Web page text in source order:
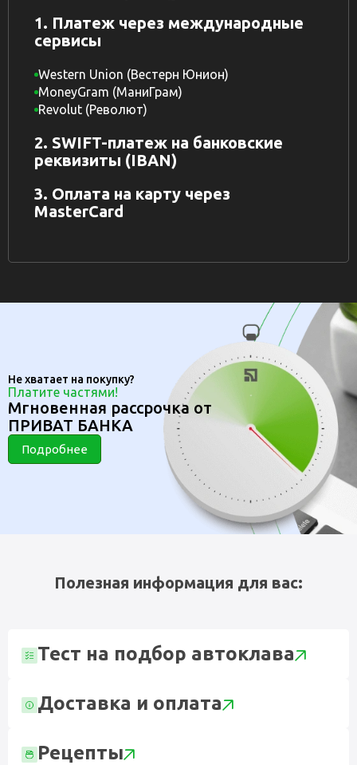
1. Платеж через международные
сервисы
Western Union (Вестерн Юнион)
MoneyGram (МаниГрам)
Revolut (Револют)
2. SWIFT-платеж на банковские
реквизиты (IBAN)
3. Оплата на карту через
MasterCard
Не хватает на покупку?
Платите частями!
Мгновенная рассрочка от
ПРИВАТ БАНКА
Подробнее
Полезная информация для вас:
Тест на подбор автоклава
Доставка и оплата
Рецепты